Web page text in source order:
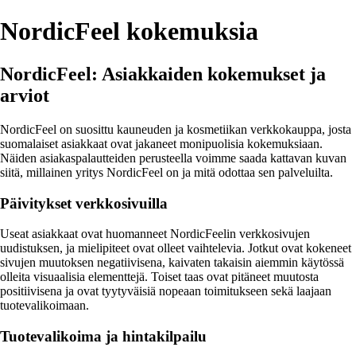
NordicFeel kokemuksia
NordicFeel: Asiakkaiden kokemukset ja
arviot
NordicFeel on suosittu kauneuden ja kosmetiikan verkkokauppa, josta
suomalaiset asiakkaat ovat jakaneet monipuolisia kokemuksiaan.
Näiden asiakaspalautteiden perusteella voimme saada kattavan kuvan
siitä, millainen yritys NordicFeel on ja mitä odottaa sen palveluilta.
Päivitykset verkkosivuilla
Useat asiakkaat ovat huomanneet NordicFeelin verkkosivujen
uudistuksen, ja mielipiteet ovat olleet vaihtelevia. Jotkut ovat kokeneet
sivujen muutoksen negatiivisena, kaivaten takaisin aiemmin käytössä
olleita visuaalisia elementtejä. Toiset taas ovat pitäneet muutosta
positiivisena ja ovat tyytyväisiä nopeaan toimitukseen sekä laajaan
tuotevalikoimaan.
Tuotevalikoima ja hintakilpailu